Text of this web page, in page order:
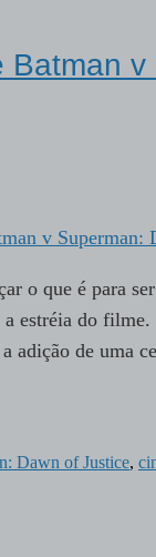
Batman
o que é para
estréia do
adição de uma
Dawn of Justice,